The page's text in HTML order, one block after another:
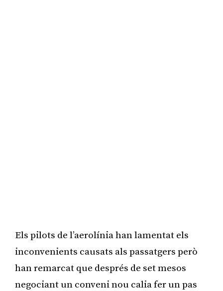
Els pilots de l’aerolínia han lamentat els
inconvenients causats als passatgers però
han remarcat que després de set mesos
negociant un conveni nou calia fer un pas